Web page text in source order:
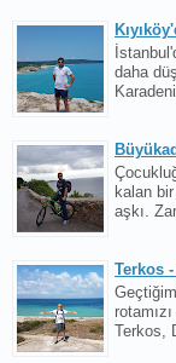
daha
kalan
aşkı.
Terkos
Terkos,